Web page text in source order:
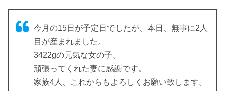
今月の15日が予定日でしたが、本日、無事に2人
目が産まれました。
3422gの元気な女の子。
頑張ってくれた妻に感謝です。
家族4人、これからもよろしくお願い致します。